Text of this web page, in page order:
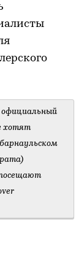
официальный
хотят